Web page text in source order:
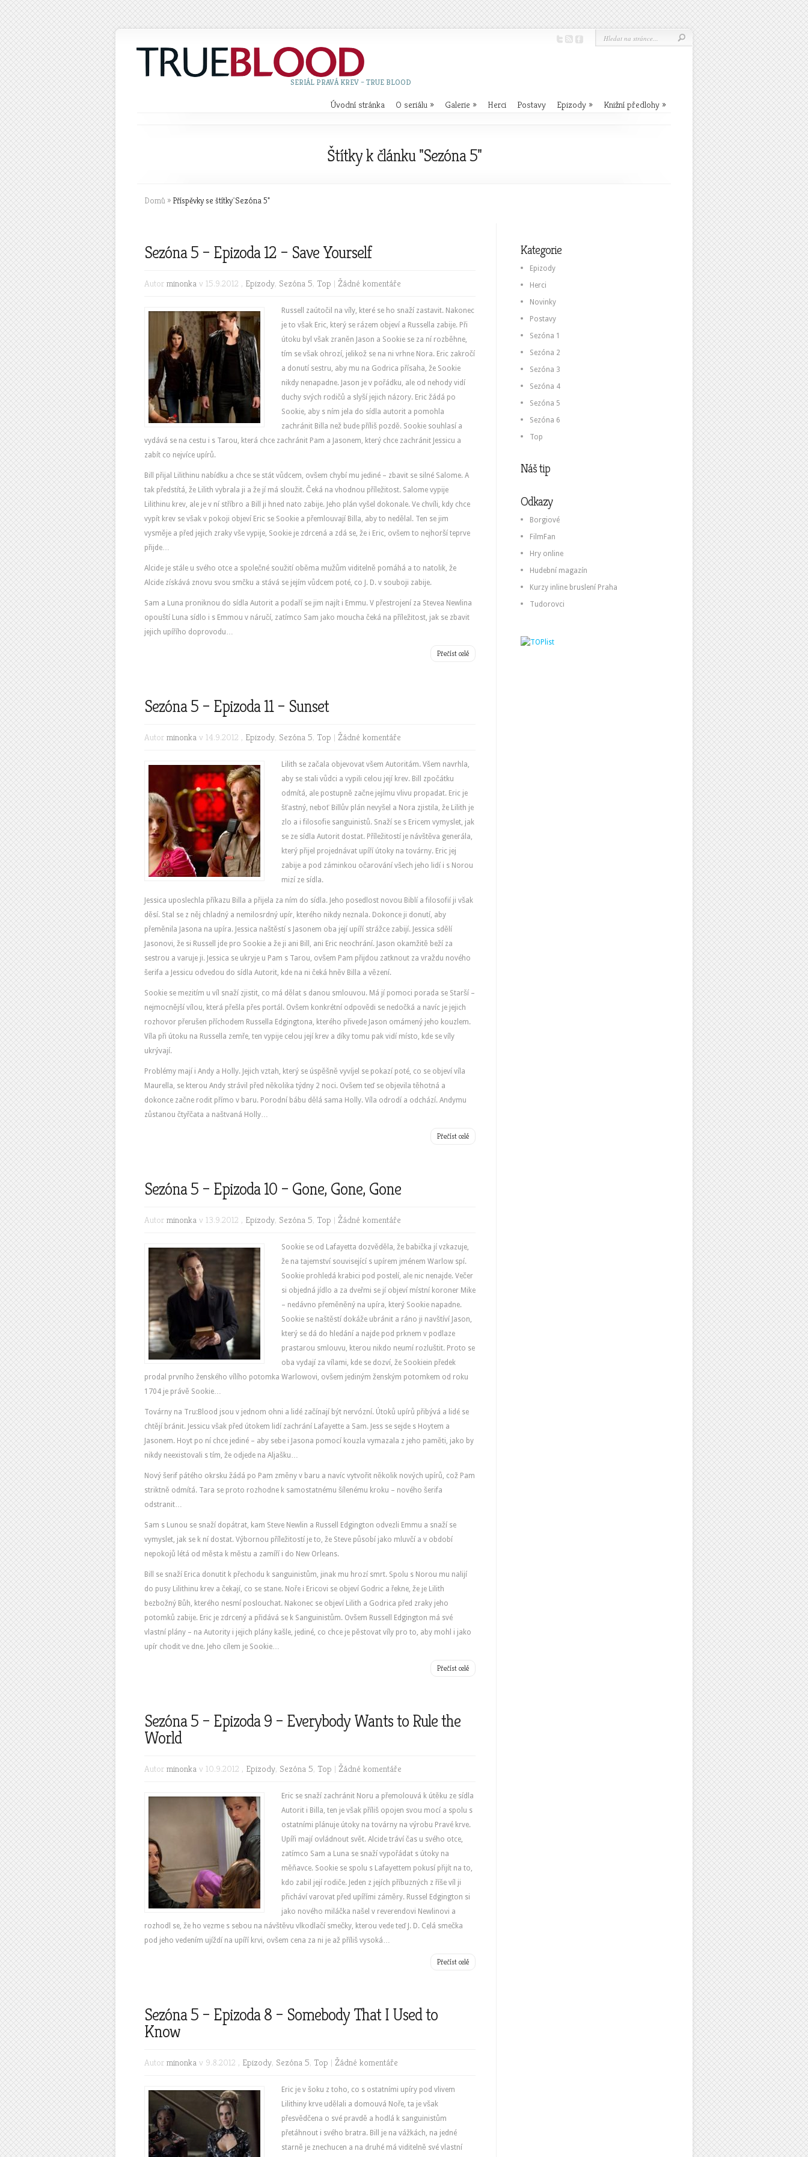
SERIÁL PRAVÁ KREV – TRUE BLOOD
Úvodní stránka O seriálu » Galerie » Herci Postavy Epizody » Knižní předlohy »
Štítky k článku "Sezóna 5"
Domů » Příspěvky se štítky"Sezóna 5"
Sezóna 5 – Epizoda 12 – Save Yourself
Autor minonka v 15.9.2012 , Epizody, Sezóna 5, Top | Žádné komentáře
Russell zaútočil na víly, které se ho snaží zastavit. Nakonec
je to však Eric, který se rázem objeví a Russella zabije. Při
útoku byl však zraněn Jason a Sookie se za ní rozběhne,
tím se však ohrozí, jelikož se na ni vrhne Nora. Eric zakročí
a donutí sestru, aby mu na Godrica přísaha, že Sookie
nikdy nenapadne. Jason je v pořádku, ale od nehody vidí
duchy svých rodičů a slyší jejich názory. Eric žádá po
Sookie, aby s ním jela do sídla autorit a pomohla
zachránit Billa než bude příliš pozdě. Sookie souhlasí a
vydává se na cestu i s Tarou, která chce zachránit Pam a Jasonem, který chce zachránit Jessicu a
zabít co nejvíce upírů.
Bill přijal Lilithinu nabídku a chce se stát vůdcem, ovšem chybí mu jediné – zbavit se silné Salome. A
tak předstítá, že Lilith vybrala ji a že jí má sloužit. Čeká na vhodnou příležitost. Salome vypije
Lilithinu krev, ale je v ní stříbro a Bill ji hned nato zabije. Jeho plán vyšel dokonale. Ve chvíli, kdy chce
vypít krev se však v pokoji objeví Eric se Sookie a přemlouvají Billa, aby to nedělal. Ten se jim
vysměje a před jejich zraky vše vypije, Sookie je zdrcená a zdá se, že i Eric, ovšem to nejhorší teprve
přijde…
Alcide je stále u svého otce a společné soužití oběma mužům viditelně pomáhá a to natolik, že
Alcide získává znovu svou smčku a stává se jejím vůdcem poté, co J. D. v souboji zabije.
Sam a Luna proniknou do sídla Autorit a podaří se jim najít i Emmu. V přestrojení za Stevea Newlina
opouští Luna sídlo i s Emmou v náručí, zatímco Sam jako moucha čeká na příležitost, jak se zbavit
jejich upířího doprovodu…
Přečíst celé
Sezóna 5 – Epizoda 11 – Sunset
Autor minonka v 14.9.2012 , Epizody, Sezóna 5, Top | Žádné komentáře
Lilith se začala objevovat všem Autoritám. Všem navrhla,
aby se stali vůdci a vypili celou její krev. Bill zpočátku
odmítá, ale postupně začne jejímu vlivu propadat. Eric je
šťastný, neboť Billův plán nevyšel a Nora zjistila, že Lilith je
zlo a i filosofie sanguinistů. Snaží se s Ericem vymyslet, jak
se ze sídla Autorit dostat. Příležitostí je návštěva generála,
který přijel projednávat upíří útoky na továrny. Eric jej
zabije a pod záminkou očarování všech jeho lidí i s Norou
mizí ze sídla.
Jessica uposlechla příkazu Billa a přijela za ním do sídla. Jeho posedlost novou Biblí a filosofií ji však
děsí. Stal se z něj chladný a nemilosrdný upír, kterého nikdy neznala. Dokonce ji donutí, aby
přeměnila Jasona na upíra. Jessica naštěstí s Jasonem oba její upíří strážce zabijí. Jessica sdělí
Jasonovi, že si Russell jde pro Sookie a že ji ani Bill, ani Eric neochrání. Jason okamžitě beží za
sestrou a varuje ji. Jessica se ukryje u Pam s Tarou, ovšem Pam přijdou zatknout za vraždu nového
šerifa a Jessicu odvedou do sídla Autorit, kde na ni čeká hněv Billa a vězení.
Sookie se mezitím u víl snaží zjistit, co má dělat s danou smlouvou. Má jí pomoci porada se Starší –
nejmocnější vílou, která přešla přes portál. Ovšem konkrétní odpovědi se nedočká a navíc je jejich
rozhovor přerušen příchodem Russella Edgingtona, kterého přivede Jason omámený jeho kouzlem.
Víla při útoku na Russella zemře, ten vypije celou její krev a díky tomu pak vidí místo, kde se víly
ukrývají.
Problémy mají i Andy a Holly. Jejich vztah, který se úspěšně vyvíjel se pokazí poté, co se objeví víla
Maurella, se kterou Andy strávil před několika týdny 2 noci. Ovšem teď se objevila těhotná a
dokonce začne rodit přímo v baru. Porodní bábu dělá sama Holly. Víla odrodí a odchází. Andymu
zůstanou čtyřčata a naštvaná Holly…
Přečíst celé
Sezóna 5 – Epizoda 10 – Gone, Gone, Gone
Autor minonka v 13.9.2012 , Epizody, Sezóna 5, Top | Žádné komentáře
Sookie se od Lafayetta dozvěděla, že babička jí vzkazuje,
že na tajemství související s upírem jménem Warlow spí.
Sookie prohledá krabici pod postelí, ale nic nenajde. Večer
si objedná jídlo a za dveřmi se jí objeví místní koroner Mike
– nedávno přeměněný na upíra, který Sookie napadne.
Sookie se naštěstí dokáže ubránit a ráno ji navštíví Jason,
který se dá do hledání a najde pod prknem v podlaze
prastarou smlouvu, kterou nikdo neumí rozluštit. Proto se
oba vydají za vílami, kde se dozví, že Sookiein předek
prodal prvního ženského vílího potomka Warlowovi, ovšem jediným ženským potomkem od roku
1704 je právě Sookie…
Továrny na Tru:Blood jsou v jednom ohni a lidé začínají být nervózní. Útoků upírů přibývá a lidé se
chtějí bránit. Jessicu však před útokem lidí zachrání Lafayette a Sam. Jess se sejde s Hoytem a
Jasonem. Hoyt po ní chce jediné – aby sebe i Jasona pomocí kouzla vymazala z jeho paměti, jako by
nikdy neexistovali s tím, že odjede na Aljašku…
Nový šerif pátého okrsku žádá po Pam změny v baru a navíc vytvořit několik nových upírů, což Pam
striktně odmítá. Tara se proto rozhodne k samostatnému šílenému kroku – nového šerifa
odstranit…
Sam s Lunou se snaží dopátrat, kam Steve Newlin a Russell Edgington odvezli Emmu a snaží se
vymyslet, jak se k ní dostat. Výbornou příležitostí je to, že Steve působí jako mluvčí a v období
nepokojů létá od města k městu a zamíří i do New Orleans.
Bill se snaží Erica donutit k přechodu k sanguinistům, jinak mu hrozí smrt. Spolu s Norou mu nalijí
do pusy Lilithinu krev a čekají, co se stane. Noře i Ericovi se objeví Godric a řekne, že je Lilith
bezbožný Bůh, kterého nesmí poslouchat. Nakonec se objeví Lilith a Godrica před zraky jeho
potomků zabije. Eric je zdrcený a přidává se k Sanguinistům. Ovšem Russell Edgington má své
vlastní plány – na Autority i jejich plány kašle, jediné, co chce je pěstovat víly pro to, aby mohl i jako
upír chodit ve dne. Jeho cílem je Sookie…
Přečíst celé
Sezóna 5 – Epizoda 9 – Everybody Wants to Rule the
World
Autor minonka v 10.9.2012 , Epizody, Sezóna 5, Top | Žádné komentáře
Eric se snaží zachránit Noru a přemolouvá k útěku ze sídla
Autorit i Billa, ten je však příliš opojen svou mocí a spolu s
ostatními plánuje útoky na továrny na výrobu Pravé krve.
Upíři mají ovládnout svět. Alcide tráví čas u svého otce,
zatímco Sam a Luna se snaží vypořádat s útoky na
měňavce. Sookie se spolu s Lafayettem pokusí přijít na to,
kdo zabil její rodiče. Jeden z jejích příbuzných z říše víl ji
přicháví varovat před upířími záměry. Russel Edgington si
jako nového miláčka našel v reverendovi Newlinovi a
rozhodl se, že ho vezme s sebou na návštěvu vlkodlačí smečky, kterou vede teď J. D. Celá smečka
pod jeho vedením ujíždí na upíří krvi, ovšem cena za ni je až příliš vysoká…
Přečíst celé
Sezóna 5 – Epizoda 8 – Somebody That I Used to
Know
Autor minonka v 9.8.2012 , Epizody, Sezóna 5, Top | Žádné komentáře
Eric je v šoku z toho, co s ostatními upíry pod vlivem
Lilithiny krve udělali a domouvá Noře, ta je však
přesvědčena o své pravdě a hodlá k sanguinistům
přetáhnout i svého bratra. Bill je na vážkách, na jedné
starně je znechucen a na druhé má viditelně své vlastní
Kategorie
Epizody
Herci
Novinky
Postavy
Sezóna 1
Sezóna 2
Sezóna 3
Sezóna 4
Sezóna 5
Sezóna 6
Top
Náš tip
Odkazy
Borgiové
FilmFan
Hry online
Hudební magazín
Kurzy inline bruslení Praha
Tudorovci